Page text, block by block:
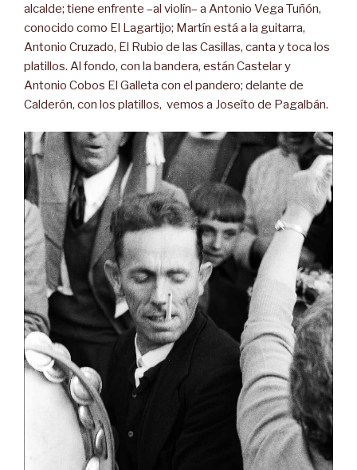
alcalde; tiene enfrente –al violín– a Antonio Vega Tuñón,
conocido como El Lagartijo; Martín está a la guitarra,
Antonio Cruzado, El Rubio de las Casillas, canta y toca los
platillos. Al fondo, con la bandera, están Castelar y
Antonio Cobos El Galleta con el pandero; delante de
Calderón, con los platillos, vemos a Joseíto de Pagalbán.